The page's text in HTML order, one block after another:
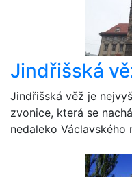
Jindřišská
Jindřišská věž je
zvonice, která se
nedaleko Václavského